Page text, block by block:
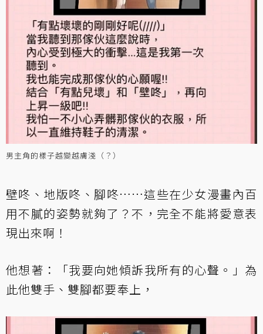
男主角的樣子越變越膚淺（？）
壁咚、地版咚、腳咚……這些在少女漫畫內百
用不膩的姿勢就夠了？不，完全不能將愛意表
現出來啊！
他想著：「我要向她傾訴我所有的心聲。」為
此他雙手、雙腳都要奉上，